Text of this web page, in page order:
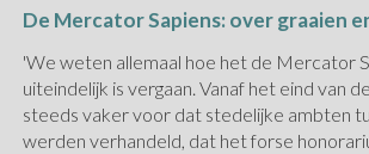
De Mercator Sapiens: over graaien
'We weten allemaal hoe het de Mercator
uiteindelijk is vergaan. Vanaf het eind van
steeds vaker voor dat stedelijke ambten
werden verhandeld, dat het forse